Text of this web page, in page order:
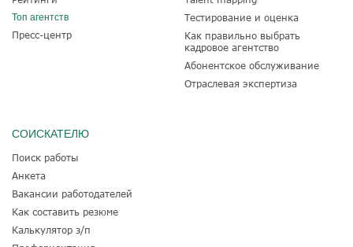
Топ агентств
Пресс-центр
Тестирование и оценка
Как правильно выбрать
кадровое агентство
Абонентское обслуживание
Отраслевая экспертиза
СОИСКАТЕЛЮ
Поиск работы
Анкета
Вакансии работодателей
Как составить резюме
Калькулятор з/п